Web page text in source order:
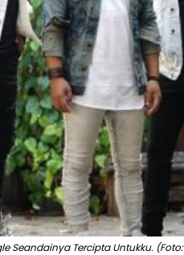
Seandainya Tercipta Untukku.